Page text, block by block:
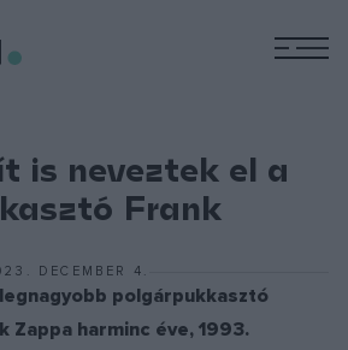
is neveztek el a
Frank
DECEMBER 4.
polgárpukkasztó
Zappa harminc éve, 1993.